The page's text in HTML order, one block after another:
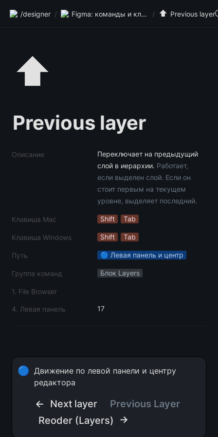
/designer / Figma: команды и клавиши / ⬆️ Previous layer
⬆️
Previous layer
Описание
Переключает на предыдущий
слой в иерархии. Работает,
если выделен слой. Если он
стоит первым на текущем
уровне, выделяет последний.
Клавиша Mac Shift Tab
Клавиша Windows Shift Tab
Путь 🔵 Левая панель и центр
Группа команд Блок Layers
1. File Browser
4. Левая панель 17
🔵 Движение по левой панели и центру
редактора
← Next layer
Previous Layer
Reoder (Layers)
→